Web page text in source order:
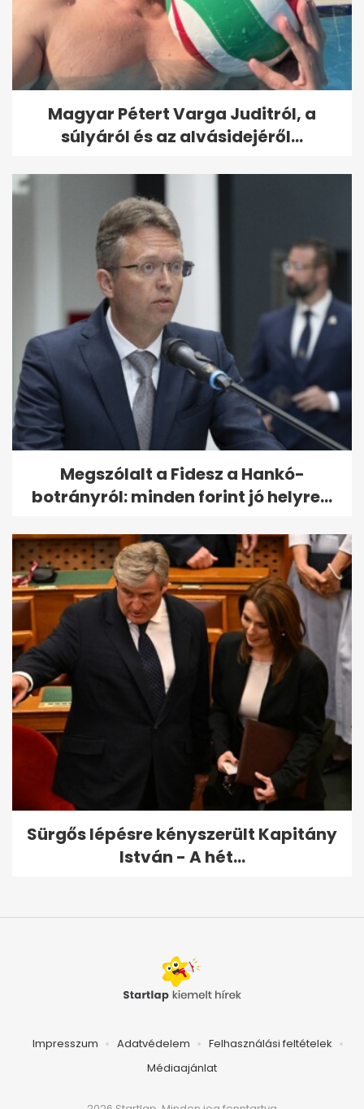
Magyar Pétert Varga Juditról, a
súlyáról és az alvásidejéről...
Megszólalt a Fidesz a Hankó-
botrányról: minden forint jó helyre...
Sürgős lépésre kényszerült Kapitány
István - A hét...
Impresszum Adatvédelem
Felhasználási feltételek
Médiaajánlat